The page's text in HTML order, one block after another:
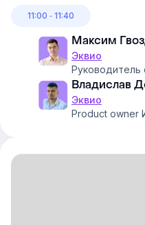
11:00 ‐ 11:40
Максим
Эквио
Владислав
Эквио
Product owner